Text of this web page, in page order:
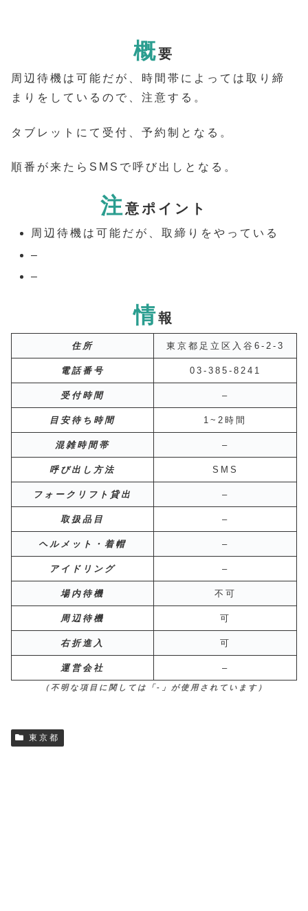
概要
周辺待機は可能だが、時間帯によっては取り締
まりをしているので、注意する。
タブレットにて受付、予約制となる。
順番が来たらSMSで呼び出しとなる。
注意ポイント
周辺待機は可能だが、取締りをやっている
–
–
情報
住所 東京都足立区入谷6-2-3
電話番号 03-385-8241
受付時間 –
目安待ち時間 1~2時間
混雑時間帯 –
呼び出し方法 SMS
フォークリフト貸出 –
取扱品目 –
ヘルメット・着帽 –
アイドリング –
場内待機 不可
周辺待機 可
右折進入 可
運営会社 –
（不明な項目に関しては「-」が使用されています）
東京都